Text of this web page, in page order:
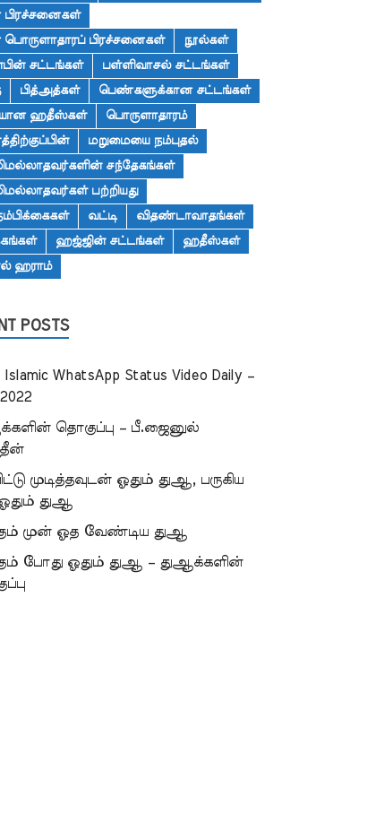
பிரச்சனைகள்
நூல்கள்
சட்டங்கள்
பள்ளிவாசல் சட்டங்கள்
பித்அத்கள்
பெண்களுக்கான சட்டங்கள்
ஹதீஸ்கள்
பொருளாதாரம்
மறுமையை நம்புதல்
சந்தேகங்கள்
பற்றியது
வட்டி
விதண்டாவாதங்கள்
ஹஜ்ஜின் சட்டங்கள்
ஹதீஸ்கள்
ஹராம்
POSTS
Islamic WhatsApp Status Video Daily –
2022
தொகுப்பு – பீ.ஜைனுல்
முடித்தவுடன் ஓதும் துஆ, பருகிய
துஆ
முன் ஓத வேண்டிய துஆ
போது ஓதும் துஆ – துஆக்களின்